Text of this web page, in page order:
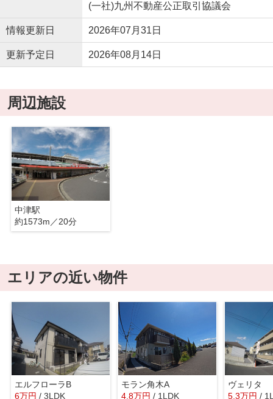
(一社)九州不動産公正取引協議会
情報更新日 2026年07月31日
更新予定日 2026年08月14日
周辺施設
中津駅
約1573m／20分
エリアの近い物件
エルフローラB
6万円 / 3LDK
モラン角木A
4.8万円 / 1LDK
ヴェリタ
5.3万円 /